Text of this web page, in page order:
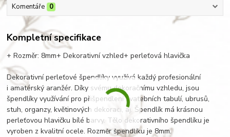
Komentáře 0
Kompletní specifikace
+ Rozměr: 8mm+ Dekorativní vzhled+ perleťová hlavička
Dekorativní perleťové špendlíky využívá každý profesionální
i amatérský aranžér. Díky svému dekoračnímu vzhledu, jsou
špendlíky využívání pro přišpendlení svatebních tabulí, ubrusů,
stuh, organzy, květinových dekoraci, aj. Špendlík má krásnou
perleťovou hlavičku bílé barvy. Tělo dekorativního špendlíku je
vyroben z kvalitní ocele. Rozměr špendlíku je 8mm.